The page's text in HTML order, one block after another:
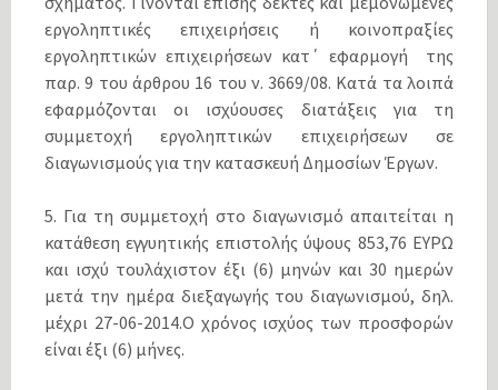
εργοληπτικές επιχειρήσεις ή κοινοπραξίες
εργοληπτικών επιχειρήσεων κατ΄ εφαρμογή της
παρ. 9 του άρθρου 16 του ν. 3669/08. Κατά τα λοιπά
εφαρμόζονται οι ισχύουσες διατάξεις για τη
συμμετοχή εργοληπτικών επιχειρήσεων σε
διαγωνισμούς για την κατασκευή Δημοσίων Έργων.
5. Για τη συμμετοχή στο διαγωνισμό απαιτείται η
κατάθεση εγγυητικής επιστολής ύψους 853,76 ΕΥΡΩ
και ισχύ τουλάχιστον έξι (6) μηνών και 30 ημερών
μετά την ημέρα διεξαγωγής του διαγωνισμού, δηλ.
μέχρι 27-06-2014.Ο χρόνος ισχύος των προσφορών
είναι έξι (6) μήνες.